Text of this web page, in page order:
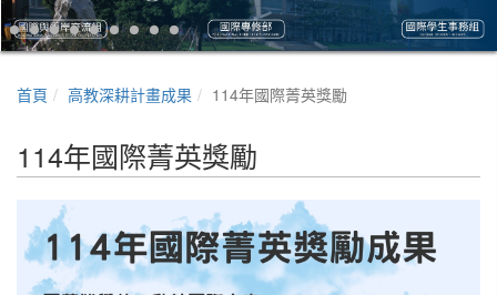
首頁 高教深耕計畫成果 114年國際菁英獎勵
114年國際菁英獎勵